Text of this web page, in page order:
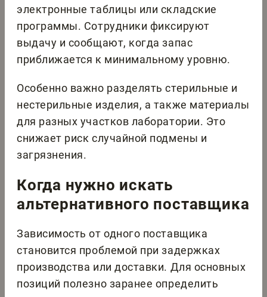
электронные таблицы или складские
программы. Сотрудники фиксируют
выдачу и сообщают, когда запас
приближается к минимальному уровню.
Особенно важно разделять стерильные и
нестерильные изделия, а также материалы
для разных участков лаборатории. Это
снижает риск случайной подмены и
загрязнения.
Когда нужно искать
альтернативного поставщика
Зависимость от одного поставщика
становится проблемой при задержках
производства или доставки. Для основных
позиций полезно заранее определить